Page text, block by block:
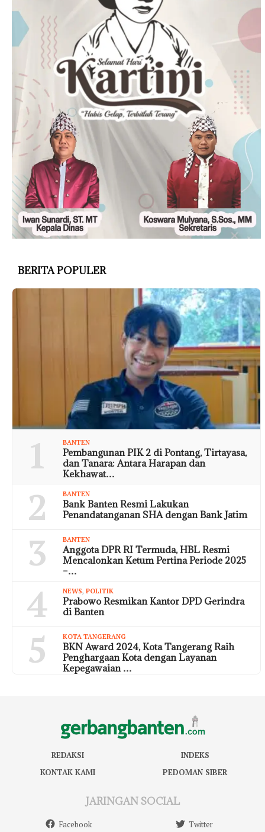
BERITA POPULER
1 BANTEN
Pembangunan PIK 2 di Pontang, Tirtayasa,
dan Tanara: Antara Harapan dan
Kekhawat…
2 BANTEN
Bank Banten Resmi Lakukan
Penandatanganan SHA dengan Bank Jatim
3 BANTEN
Anggota DPR RI Termuda, HBL Resmi
Mencalonkan Ketum Pertina Periode 2025
–…
4 NEWS, POLITIK
Prabowo Resmikan Kantor DPD Gerindra
di Banten
5 KOTA TANGERANG
BKN Award 2024, Kota Tangerang Raih
Penghargaan Kota dengan Layanan
Kepegawaian …
REDAKSI
INDEKS
KONTAK KAMI
PEDOMAN SIBER
JARINGAN SOCIAL
Facebook Twitter